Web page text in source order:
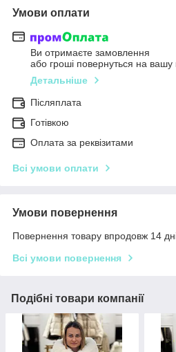
Умови оплати
Ви отримаєте замовлення
або гроші повернуться на вашу
Детальніше
Післяплата
Готівкою
Оплата за реквізитами
Всі умови оплати
Умови повернення
Повернення товару впродовж 14
Всі умови повернення
Подібні товари компанії